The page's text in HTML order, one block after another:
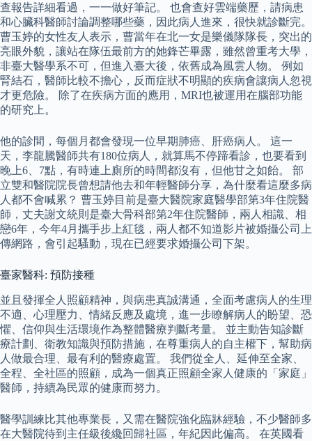
查報告詳細看過，一一做好筆記。 也會查好雲端藥歷，請病患
和心臟科醫師討論調整哪些藥，因此病人進來，很快就診斷完。
曹玉婷的女性友人表示，曹當年在北一女是樂儀隊隊長，突出的
亮眼外貌，讓站在隊伍最前方的她鋒芒畢露，雖然曾重考大學，
非臺大醫學系不可，但進入臺大後，依舊成為風雲人物。 例如
腎結石，醫師比較不擔心，反而症狀不明顯的疾病會讓病人忽視
才更危險。 除了在疾病方面的應用，MRI也被運用在腦部功能
的研究上。
他的診間，每個月都會發現一位早期肺癌、肝癌病人。 這一
天，李龍騰醫師共有180位病人，就算馬不停蹄看診，也要看到
晚上6、7點，有時連上廁所的時間都沒有，但他甘之如飴。 部
立雙和醫院院長曾想請他去和年輕醫師分享，為什麼看這麼多病
人都不會喊累？ 曹玉婷目前是臺大醫院家庭醫學部第3年住院醫
師，丈夫謝文統則是臺大骨科部第2年住院醫師，兩人相識、相
戀6年，今年4月攜手步上紅毯，兩人都不知道影片被婚攝公司上
傳網路，會引起騷動，現在已經要求婚攝公司下架。
臺家醫科: 預防接種
並且發揮全人照顧精神，與病患真誠溝通，全面考慮病人的生理
不適、心理壓力、情緒反應及處境，進一步瞭解病人的盼望、恐
懼、信仰與生活環境作為整體醫療判斷考量。 並主動告知診斷
療計劃、衛教知識與預防措施，在尊重病人的自主權下，幫助病
人做最合理、最有利的醫療處置。 我們從全人、延伸至全家、
全程、全社區的照顧，成為一個真正照顧全家人健康的「家庭」
醫師，持續為民眾的健康而努力。
醫學訓練比其他專業長，又需在醫院強化臨牀經驗，不少醫師多
在大醫院待到主任級後纔回歸社區，年紀因此偏高。 在英國看